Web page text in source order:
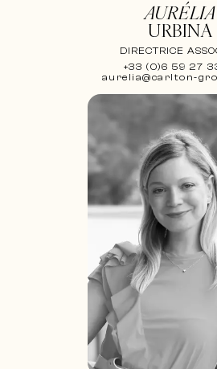
AURÉLIA
URBINA
DIRECTRICE
+33 (0)6 59 27
aurelia@carlton-